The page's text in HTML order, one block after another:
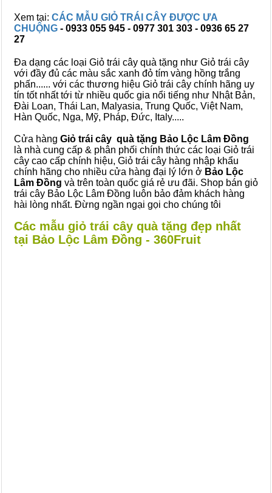
Xem tại: CÁC MẪU GIỎ TRÁI CÂY ĐƯỢC ƯA
CHUỘNG - 0933 055 945 - 0977 301 303 - 0936 65 27
27
Đa dạng các loại Giỏ trái cây quà tặng như Giỏ trái cây
với đầy đủ các màu sắc xanh đỏ tím vàng hồng trắng
phấn...... với các thương hiệu Giỏ trái cây chính hãng uy
tín tốt nhất tới từ nhiều quốc gia nổi tiếng như Nhật Bản,
Đài Loan, Thái Lan, Malyasia, Trung Quốc, Việt Nam,
Hàn Quốc, Nga, Mỹ, Pháp, Đức, Italy.....
Cửa hàng Giỏ trái cây quà tặng Bảo Lộc Lâm Đồng
là nhà cung cấp & phân phối chính thức các loại Giỏ trái
cây cao cấp chính hiệu, Giỏ trái cây hàng nhập khẩu
chính hãng cho nhiều cửa hàng đại lý lớn ở Bảo Lộc
Lâm Đồng và trên toàn quốc giá rẻ ưu đãi. Shop bán giỏ
trái cây Bảo Lộc Lâm Đồng luôn bảo đảm khách hàng
hài lòng nhất. Đừng ngần ngại gọi cho chúng tôi
Các mẫu giỏ trái cây quà tặng đẹp nhất
tại Bảo Lộc Lâm Đồng - 360Fruit